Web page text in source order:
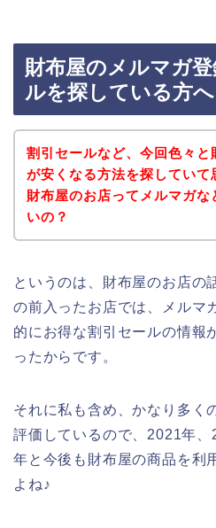
財布屋のメルマガ
ルを探している方へ
割引セールなど、今回色々と
が安くなる方法を探していて
財布屋のお店ってメルマガな
いの？
というのは、財布屋のお店の
の前入ったお店では、メルマ
的にお得な割引セールの情報
ったからです。
それに私も含め、かなり多く
評価しているので、2021年
年と今後も財布屋の商品を利
よね♪